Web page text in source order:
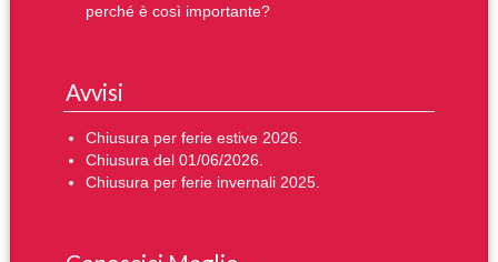
perché è così importante?
Avvisi
Chiusura per ferie estive 2026.
Chiusura del 01/06/2026.
Chiusura per ferie invernali 2025.